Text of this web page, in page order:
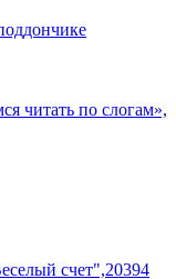
читать по слогам»,
счет",20394